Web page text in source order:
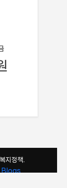
지정책.
Blogs